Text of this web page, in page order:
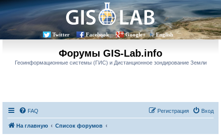
Twitter Facebook Google+ English
Форумы GIS-Lab.info
Геоинформационные системы (ГИС) и Дистанционное зондирование Земли
FAQ Вход
Регистрация
На главную Список форумов